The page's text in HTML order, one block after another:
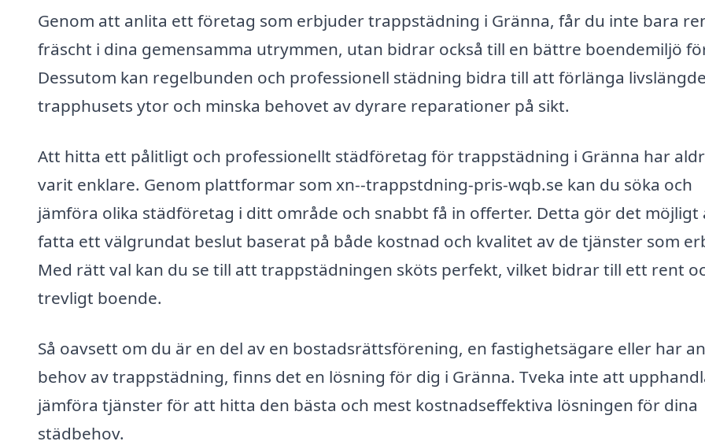
Genom att anlita ett företag som erbjuder trappstädning i Gränna, får du inte bara
fräscht i dina gemensamma utrymmen, utan bidrar också till en bättre boendemiljö
Dessutom kan regelbunden och professionell städning bidra till att förlänga
trapphusets ytor och minska behovet av dyrare reparationer på sikt.
Att hitta ett pålitligt och professionellt städföretag för trappstädning i Gränna har
varit enklare. Genom plattformar som xn--trappstdning-pris-wqb.se kan du söka och
jämföra olika städföretag i ditt område och snabbt få in offerter. Detta gör det möjligt
fatta ett välgrundat beslut baserat på både kostnad och kvalitet av de tjänster som
Med rätt val kan du se till att trappstädningen sköts perfekt, vilket bidrar till ett rent
trevligt boende.
Så oavsett om du är en del av en bostadsrättsförening, en fastighetsägare eller har
behov av trappstädning, finns det en lösning för dig i Gränna. Tveka inte att
jämföra tjänster för att hitta den bästa och mest kostnadseffektiva lösningen för dina
städbehov.